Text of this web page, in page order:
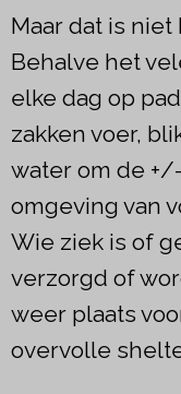
Maar dat is
Behalve het
elke dag op
zakken voer,
water om de
omgeving van
Wie ziek is of
verzorgd of
weer plaats
overvolle